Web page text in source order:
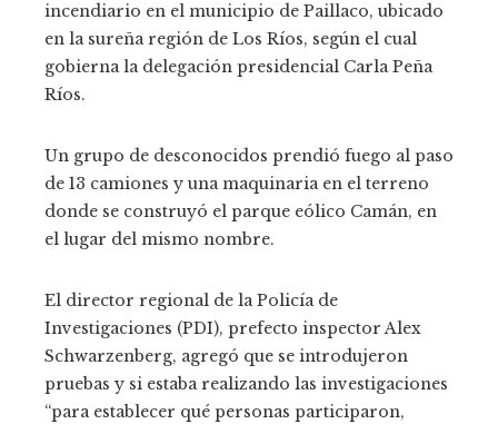
incendiario en el municipio de Paillaco, ubicado
en la sureña región de Los Ríos, según el cual
gobierna la delegación presidencial Carla Peña
Ríos.
Un grupo de desconocidos prendió fuego al paso
de 13 camiones y una maquinaria en el terreno
donde se construyó el parque eólico Camán, en
el lugar del mismo nombre.
El director regional de la Policía de
Investigaciones (PDI), prefecto inspector Alex
Schwarzenberg, agregó que se introdujeron
pruebas y si estaba realizando las investigaciones
“para establecer qué personas participaron,